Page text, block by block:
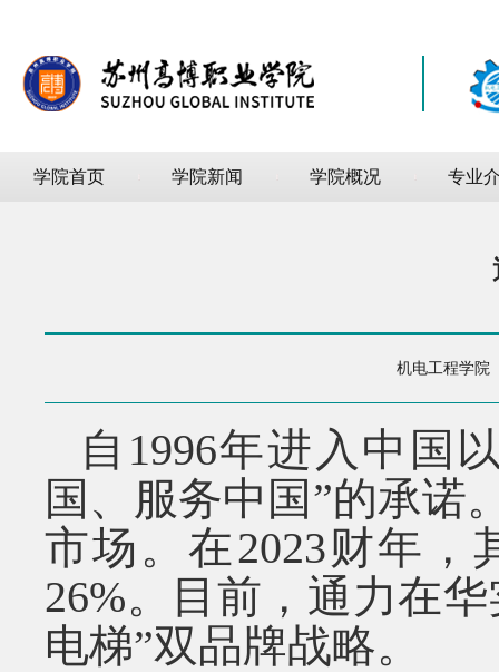
学院首页 学院新闻 学院概况 专业
机电工程学院
自 1996年进入中国
国、服务中国”的承诺
市场。在2023财年，
26%。目前，通力在
电梯”双品牌战略。